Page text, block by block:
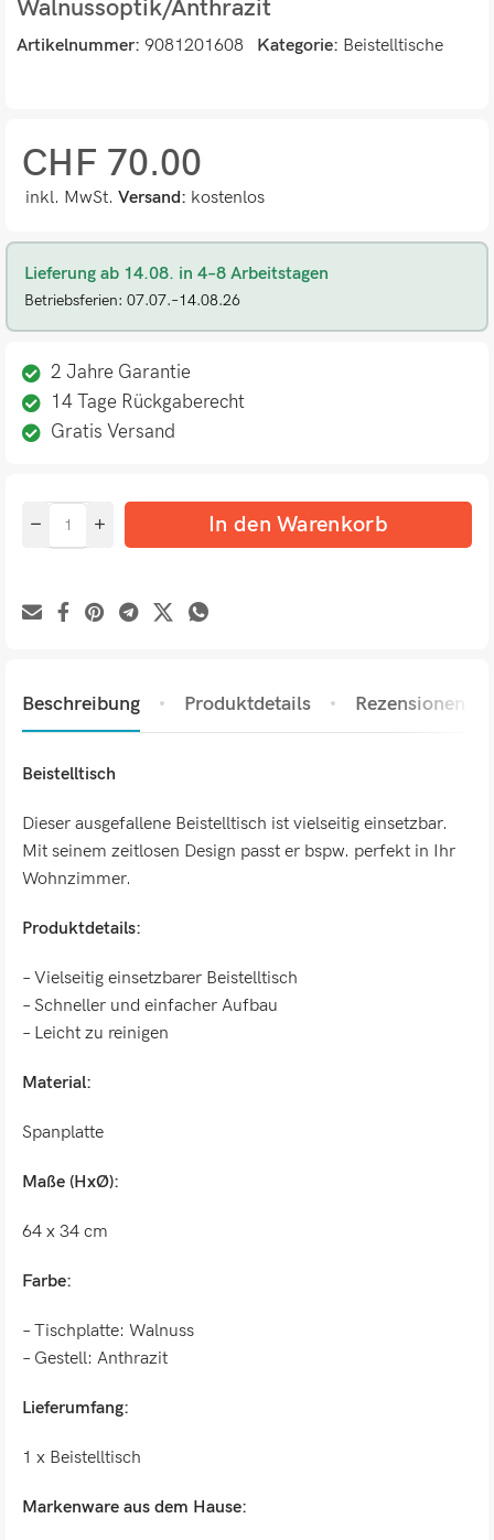
Walnussoptik/Anthrazit
Artikelnummer: 9081201608 Kategorie: Beistelltische
CHF 70.00
inkl. MwSt. Versand: kostenlos
Lieferung ab 14.08. in 4–8 Arbeitstagen
Betriebsferien: 07.07.–14.08.26
2 Jahre Garantie
14 Tage Rückgaberecht
Gratis Versand
In den Warenkorb
Beschreibung Produktdetails Rezensionen (0)
Beistelltisch
Dieser ausgefallene Beistelltisch ist vielseitig einsetzbar.
Mit seinem zeitlosen Design passt er bspw. perfekt in Ihr
Wohnzimmer.
Produktdetails:
– Vielseitig einsetzbarer Beistelltisch
– Schneller und einfacher Aufbau
– Leicht zu reinigen
Material:
Spanplatte
Maße (HxØ):
64 x 34 cm
Farbe:
– Tischplatte: Walnuss
– Gestell: Anthrazit
Lieferumfang:
1 x Beistelltisch
Markenware aus dem Hause: